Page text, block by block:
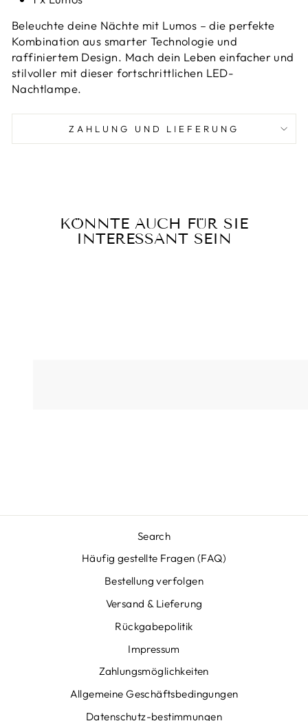
Beleuchte deine Nächte mit Lumos – die perfekte
Kombination aus smarter Technologie und
raffiniertem Design. Mach dein Leben einfacher und
stilvoller mit dieser fortschrittlichen LED-
Nachtlampe.
ZAHLUNG UND LIEFERUNG
KÖNNTE AUCH FÜR SIE
INTERESSANT SEIN
Search
Häufig gestellte Fragen (FAQ)
Bestellung verfolgen
Versand & Lieferung
Rückgabepolitik
Impressum
Zahlungsmöglichkeiten
Allgemeine Geschäftsbedingungen
Datenschutz-bestimmungen